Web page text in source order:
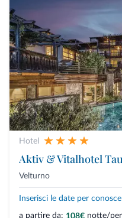
Hotel
Aktiv & Vitalhotel
Velturno
Inserisci le date per
a partire da: 108€ notte/